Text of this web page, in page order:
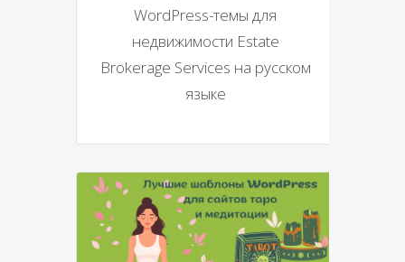
WordPress-темы для
недвижимости Estate
Brokerage Services на русском
языке